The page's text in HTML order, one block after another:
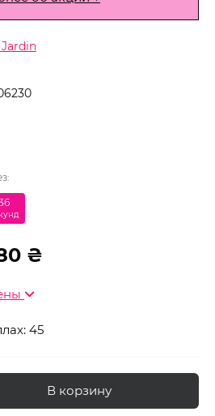
₴
45
В корзину